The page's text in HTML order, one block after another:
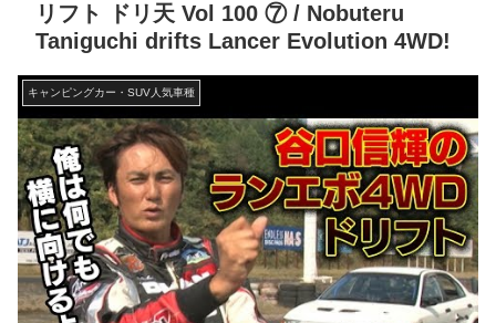
リフト ドリ天 Vol 100 ⑦ / Nobuteru
Taniguchi drifts Lancer Evolution 4WD!
キャンピングカー・SUV人気車種